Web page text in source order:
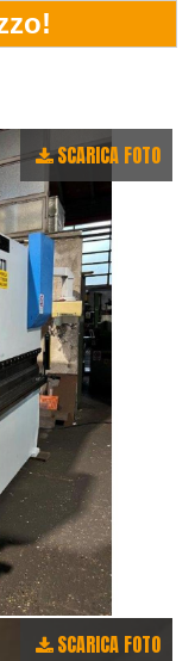
SCARICA FOTO
SCARICA FOTO